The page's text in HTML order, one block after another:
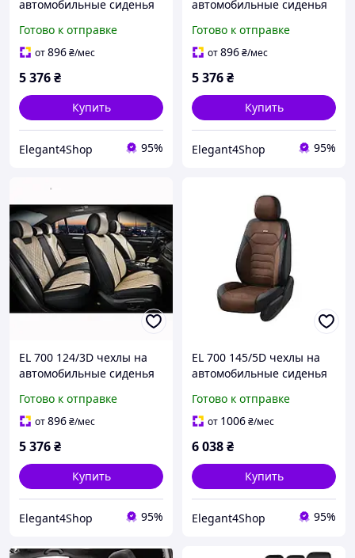
автомобильные сиденья
серые
Готово к отправке
от896₴/мес
5 376₴
Купить
Elegant4Shop 95%
автомобильные сиденья
черные
Готово к отправке
от896₴/мес
5 376₴
Купить
Elegant4Shop 95%
EL 700 124/3D чехлы на
автомобильные сиденья
бежевые
Готово к отправке
от896₴/мес
5 376₴
Купить
Elegant4Shop 95%
EL 700 145/5D чехлы на
автомобильные сиденья
коричневые
Готово к отправке
от 1006₴/мес
6 038₴
Купить
Elegant4Shop 95%